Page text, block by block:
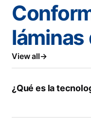
láminas
View all
¿Qué es la